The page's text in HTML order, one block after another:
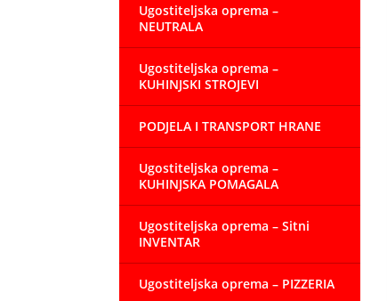
Ugostiteljska oprema –
NEUTRALA
Ugostiteljska oprema –
KUHINJSKI STROJEVI
PODJELA I TRANSPORT HRANE
Ugostiteljska oprema –
KUHINJSKA POMAGALA
Ugostiteljska oprema – Sitni
INVENTAR
Ugostiteljska oprema – PIZZERIA